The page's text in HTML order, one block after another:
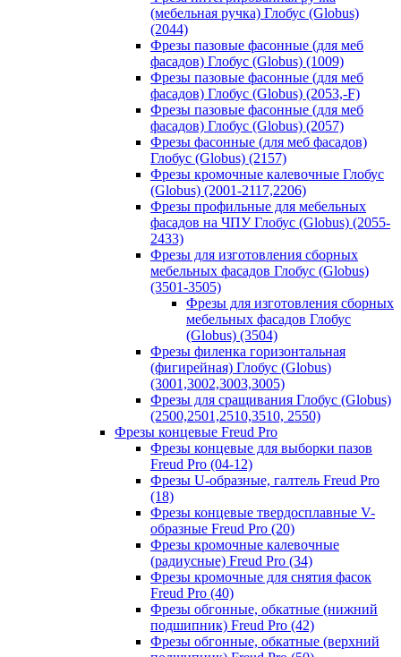
(мебельная ручка) Глобус (Globus)
(2044)
Фрезы пазовые фасонные (для меб
фасадов) Глобус (Globus) (1009)
Фрезы пазовые фасонные (для меб
фасадов) Глобус (Globus) (2053,-F)
Фрезы пазовые фасонные (для меб
фасадов) Глобус (Globus) (2057)
Фрезы фасонные (для меб фасадов)
Глобус (Globus) (2157)
Фрезы кромочные калевочные Глобус
(Globus) (2001-2117,2206)
Фрезы профильные для мебельных
фасадов на ЧПУ Глобус (Globus) (2055-
2433)
Фрезы для изготовления сборных
мебельных фасадов Глобус (Globus)
(3501-3505)
Фрезы для изготовления сборных
мебельных фасадов Глобус
(Globus) (3504)
Фрезы филенка горизонтальная
(фигирейная) Глобус (Globus)
(3001,3002,3003,3005)
Фрезы для сращивания Глобус (Globus)
(2500,2501,2510,3510, 2550)
Фрезы концевые Freud Pro
Фрезы концевые для выборки пазов
Freud Pro (04-12)
Фрезы U-образные, галтель Freud Pro
(18)
Фрезы концевые твердосплавные V-
образные Freud Pro (20)
Фрезы кромочные калевочные
(радиусные) Freud Pro (34)
Фрезы кромочные для снятия фасок
Freud Pro (40)
Фрезы обгонные, обкатные (нижний
подшипник) Freud Pro (42)
Фрезы обгонные, обкатные (верхний